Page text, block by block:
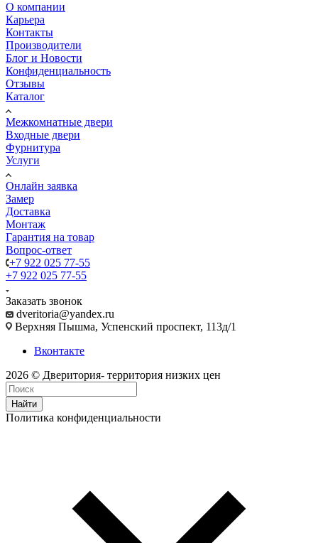
О компании
Карьера
Контакты
Производители
Блог и Новости
Конфиденциальность
Отзывы
Каталог
Межкомнатные двери
Входные двери
Фурнитура
Услуги
Онлайн заявка
Замер
Доставка
Монтаж
Гарантия на товар
Вопрос-ответ
+7 922 025 77-55
+7 922 025 77-55
Заказать звонок
dveritoria@yandex.ru
Верхняя Пышма, Успенский проспект, 113д/1
Вконтакте
2026 © Дверитория- территория низких цен
Найти
Политика конфиденциальности